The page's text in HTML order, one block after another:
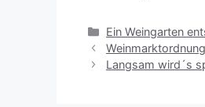
Kategorien
Ein Weingarten
Langsam wird´s